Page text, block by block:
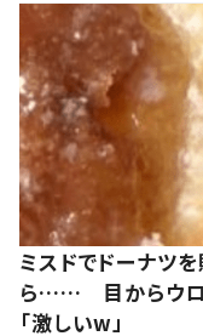
ミスドでドーナツ
ら…… 目からウロ
「激しいw」